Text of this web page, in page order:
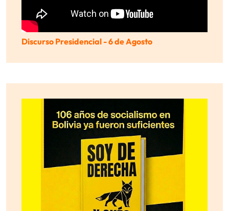
Discurso Presidencial - 6 de Agosto